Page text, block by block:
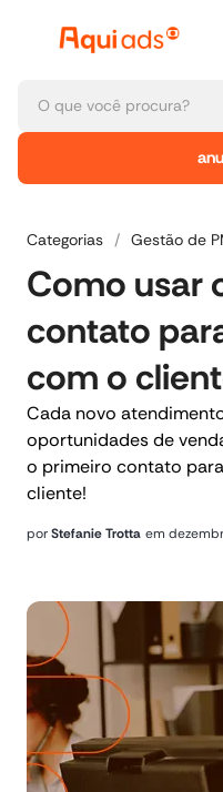
Categorias / Gestão de
Como usar
contato
com o
Cada novo
oportunidades de
o primeiro contato
cliente!
porStefanie Trotta em